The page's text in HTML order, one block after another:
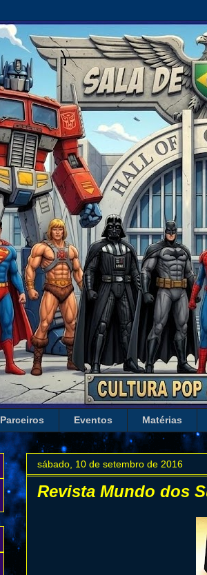
Parceiros Eventos Matérias
sábado, 10 de setembro de 2016
Revista Mundo dos